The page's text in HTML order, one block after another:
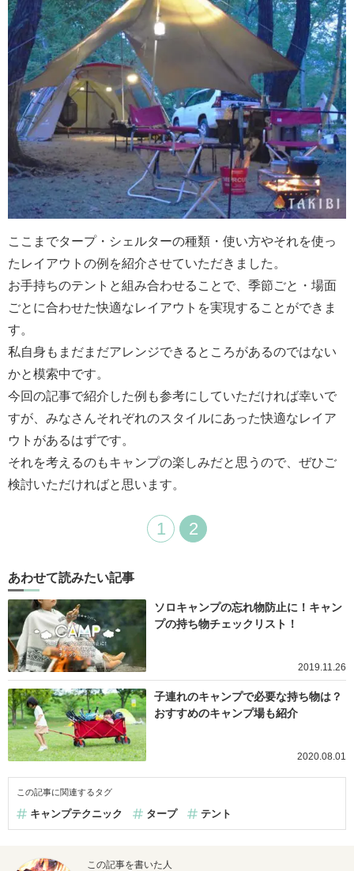
ここまでタープ・シェルターの種類・使い方やそれを使っ
たレイアウトの例を紹介させていただきました。
お手持ちのテントと組み合わせることで、季節ごと・場面
ごとに合わせた快適なレイアウトを実現することができま
す。
私自身もまだまだアレンジできるところがあるのではない
かと模索中です。
今回の記事で紹介した例も参考にしていただければ幸いで
すが、みなさんそれぞれのスタイルにあった快適なレイア
ウトがあるはずです。
それを考えるのもキャンプの楽しみだと思うので、ぜひご
検討いただければと思います。
1 2
あわせて読みたい記事
ソロキャンプの忘れ物防止に！キャン
プの持ち物チェックリスト！
2019.11.26
子連れのキャンプで必要な持ち物は？
おすすめのキャンプ場も紹介
2020.08.01
この記事に関連するタグ
キャンプテクニック タープ テント
この記事を書いた人